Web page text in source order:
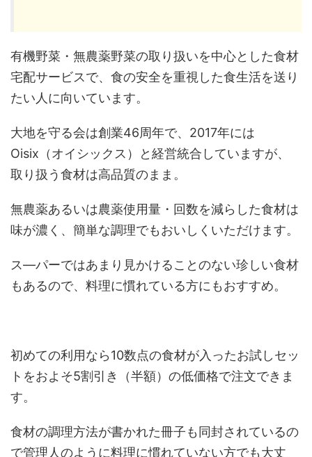
有機野菜・無農薬野菜の取り扱いを中心とした食材
宅配サービスで、食の安全を重視した食生活を送り
たい人に向いています。
大地を守る会は創業46周年で、2017年には
Oisix（オイシックス）と経営統合していますが、
取り扱う食材は高品質のまま。
無農薬あるいは農薬使用量・回数を減らした食材は
味が濃く、簡単な調理でもおいしくいただけます。
ス―パーではあまり見かけることのない珍しい食材
もあるので、料理に慣れている方にもおすすめ。
初めての利用なら10数点の食材が入ったお試しセッ
トをおよそ5割引き（半額）の低価格で注文できま
す。
食材の調理方法が書かれた冊子も同封されているの
で管理人のように料理に慣れていない方でも大丈